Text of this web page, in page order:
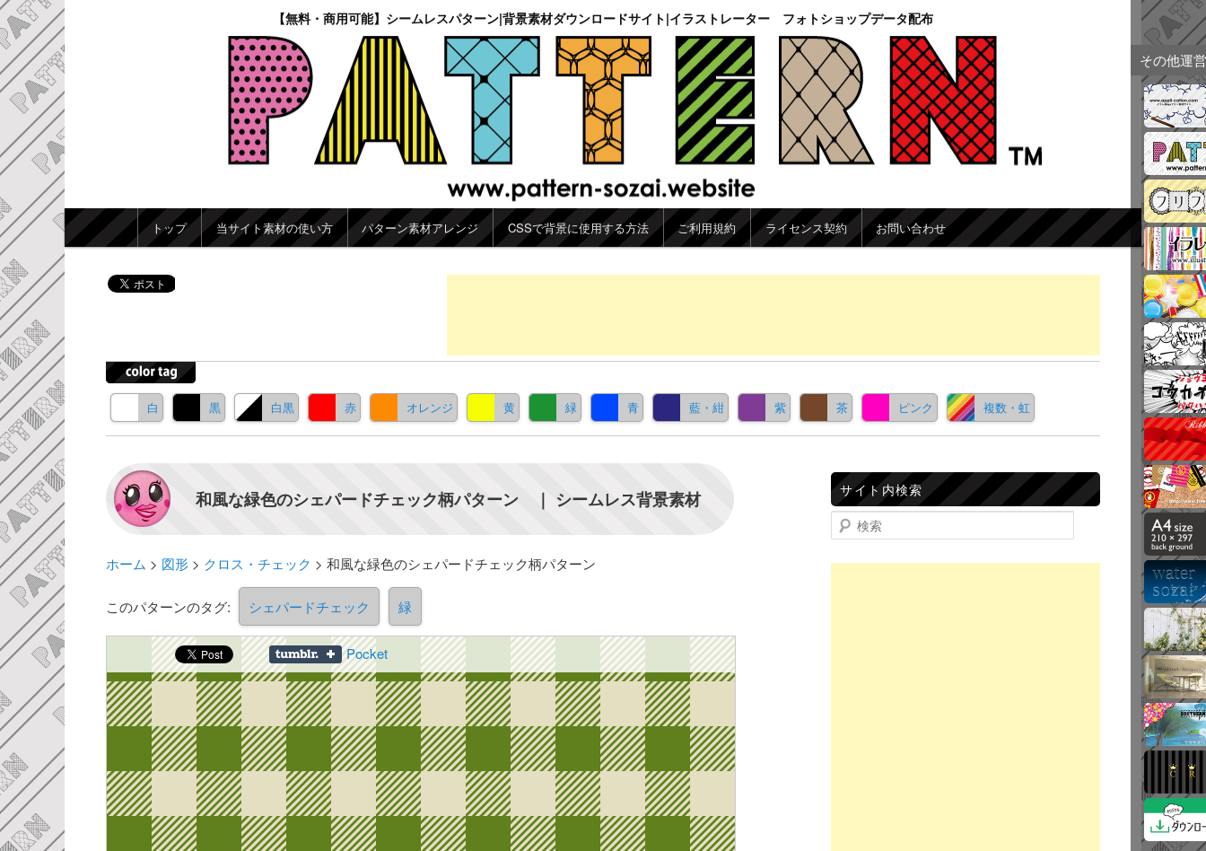
【無料・商用可能】シームレスパターン|背景素材ダウンロードサイト|イラストレーター フォトショップデータ配布
メインメニュー
メインコンテンツへ移動
サブコンテンツへ移動
トップ 当サイト素材の使い方 パターン素材アレンジ CSSで背景に使用する方法 ご利用規約 ライセンス契約 お問い合わせ
白 黒 白黒 赤 オレンジ 黄 緑 青 藍・紺 紫 茶 ピンク 複数・虹
和風な緑色のシェパードチェック柄パターン ｜ シームレス背景素材
ホーム > 図形> クロス・チェック > 和風な緑色のシェパードチェック柄パターン
このパターンのタグ: シェパードチェック 緑
Pocket
サイト内検索
検索
その他運